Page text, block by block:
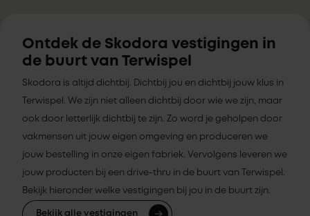
Ontdek de Skodora vestigingen in
de buurt van Terwispel
Skodora is altijd dichtbij. Dichtbij jou en dichtbij jouw klus in
Terwispel. We zijn niet alleen dichtbij door wie we zijn, maar
ook door letterlijk dichtbij te zijn. Zo word je geholpen door
vakmensen uit jouw eigen omgeving en produceren we
jouw bestelling in onze eigen fabriek. Vervolgens leveren we
jouw producten bij een drive-thru in de buurt van Terwispel.
Bekijk hieronder welke vestigingen bij jou in de buurt zijn.
Bekijk alle vestigingen